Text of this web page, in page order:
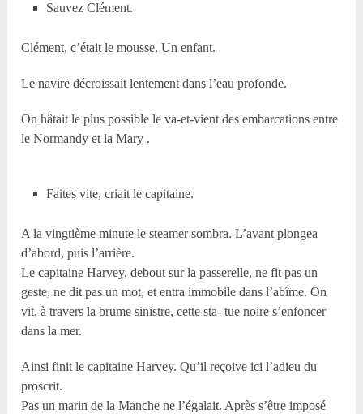
Sauvez Clément.
Clément, c’était le mousse. Un enfant.
Le navire décroissait lentement dans l’eau profonde.
On hâtait le plus possible le va-et-vient des embarcations entre
le Normandy et la Mary .
Faites vite, criait le capitaine.
A la vingtième minute le steamer sombra. L’avant plongea
d’abord, puis l’arrière.
Le capitaine Harvey, debout sur la passerelle, ne fit pas un
geste, ne dit pas un mot, et entra immobile dans l’abîme. On
vit, à travers la brume sinistre, cette sta- tue noire s’enfoncer
dans la mer.
Ainsi finit le capitaine Harvey. Qu’il reçoive ici l’adieu du
proscrit.
Pas un marin de la Manche ne l’égalait. Après s’être imposé